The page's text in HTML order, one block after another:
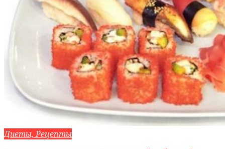
Диеты, Рецепты